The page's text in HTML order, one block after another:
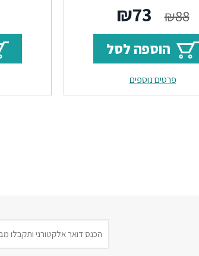
₪88
המחיר
המקורי
היה:
₪88.
₪73
הנוכחי
הוא:
₪73.
הוספה לסל
פרטים נוספים